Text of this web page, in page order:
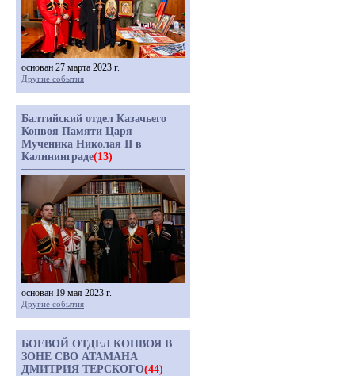
основан 27 марта 2023 г.
Другие события
Балтийский отдел Казачьего
Конвоя Памяти Царя
Мученика Николая II в
Калининграде(13)
основан 19 мая 2023 г.
Другие события
БОЕВОЙ ОТДЕЛ КОНВОЯ В
ЗОНЕ СВО АТАМАНА
ДМИТРИЯ ТЕРСКОГО(44)